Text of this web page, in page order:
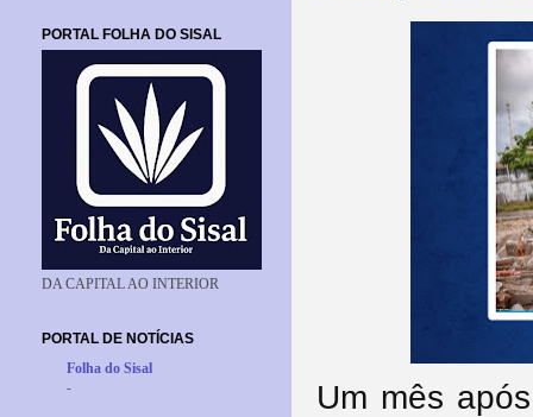
Um mês
PORTAL FOLHA DO SISAL
DA CAPITAL AO INTERIOR
PORTAL DE NOTÍCIAS
Folha do Sisal
-